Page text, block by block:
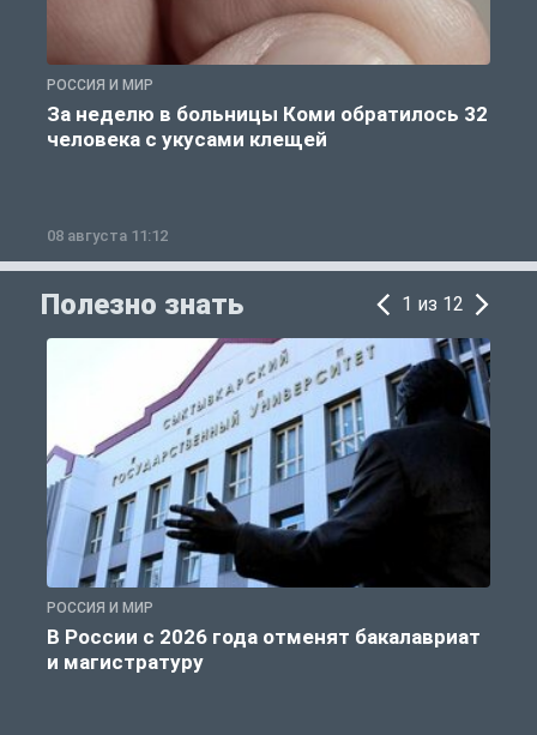
РОССИЯ И МИР
За неделю в больницы Коми обратилось 32
человека с укусами клещей
08 августа 11:12
Полезно знать 1 из 12
РОССИЯ И МИР
В России с 2026 года отменят бакалавриат
и магистратуру